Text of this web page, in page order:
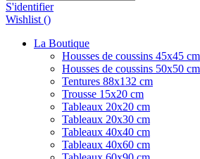
S'identifier
Wishlist ()
La Boutique
Housses de coussins 45x45 cm
Housses de coussins 50x50 cm
Tentures 88x132 cm
Trousse 15x20 cm
Tableaux 20x20 cm
Tableaux 20x30 cm
Tableaux 40x40 cm
Tableaux 40x60 cm